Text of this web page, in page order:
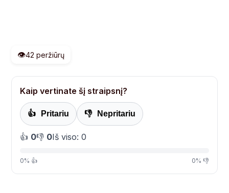
👁️42 peržiūrų
Kaip vertinate šį straipsnį?
👍 Pritariu 👎 Nepritariu
👍 0👎 0Iš viso: 0
0% 👍 0% 👎